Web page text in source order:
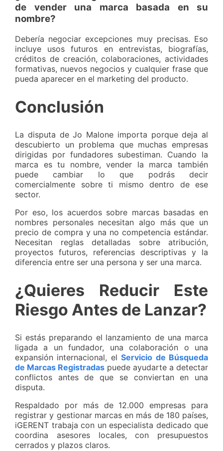
de vender una marca basada en su
nombre?
Debería negociar excepciones muy precisas. Eso
incluye usos futuros en entrevistas, biografías,
créditos de creación, colaboraciones, actividades
formativas, nuevos negocios y cualquier frase que
pueda aparecer en el marketing del producto.
Conclusión
La disputa de Jo Malone importa porque deja al
descubierto un problema que muchas empresas
dirigidas por fundadores subestiman. Cuando la
marca es tu nombre, vender la marca también
puede cambiar lo que podrás decir
comercialmente sobre ti mismo dentro de ese
sector.
Por eso, los acuerdos sobre marcas basadas en
nombres personales necesitan algo más que un
precio de compra y una no competencia estándar.
Necesitan reglas detalladas sobre atribución,
proyectos futuros, referencias descriptivas y la
diferencia entre ser una persona y ser una marca.
¿Quieres Reducir Este
Riesgo Antes de Lanzar?
Si estás preparando el lanzamiento de una marca
ligada a un fundador, una colaboración o una
expansión internacional, elServicio de Búsqueda
de Marcas Registradas puede ayudarte a detectar
conflictos antes de que se conviertan en una
disputa.
Respaldado por más de 12.000 empresas para
registrar y gestionar marcas en más de 180 países,
iGERENT trabaja con un especialista dedicado que
coordina asesores locales, con presupuestos
cerrados y plazos claros.